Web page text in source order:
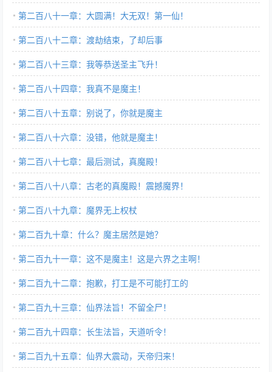
第二百八十一章：大圆满！大无双！第一仙！
第二百八十二章：渡劫结束，了却后事
第二百八十三章：我等恭送圣主飞升！
第二百八十四章：我真不是魔主！
第二百八十五章：别说了，你就是魔主
第二百八十六章：没错，他就是魔主！
第二百八十七章：最后测试，真魔殿！
第二百八十八章：古老的真魔殿！震撼魔界！
第二百八十九章：魔界无上权杖
第二百九十章：什么？魔主居然是她？
第二百九十一章：这不是魔主！这是六界之主啊！
第二百九十二章：抱歉，打工是不可能打工的
第二百九十三章：仙界法旨！不留全尸！
第二百九十四章：长生法旨，天道听令！
第二百九十五章：仙界大震动，天帝归来！